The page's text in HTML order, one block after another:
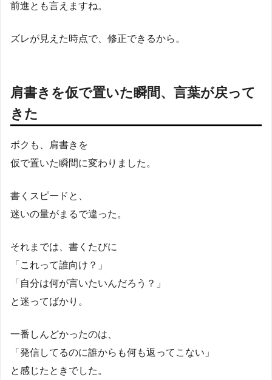
前進とも言えますね。
ズレが見えた時点で、修正できるから。
肩書きを仮で置いた瞬間、言葉が戻って
きた
ボクも、肩書きを
仮で置いた瞬間に変わりました。
書くスピードと、
迷いの量がまるで違った。
それまでは、書くたびに
「これって誰向け？」
「自分は何が言いたいんだろう？」
と迷ってばかり。
一番しんどかったのは、
「発信してるのに誰からも何も返ってこない」
と感じたときでした。